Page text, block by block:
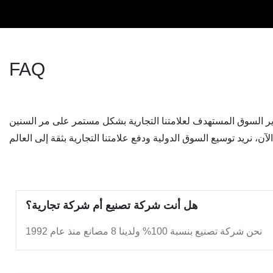
FAQ
هل أنت شركة تصنيع أم شركة تجارية؟
نحن شركة تصنيع بنسبة 100% ولدينا 8 مصانع منذ عام 1992